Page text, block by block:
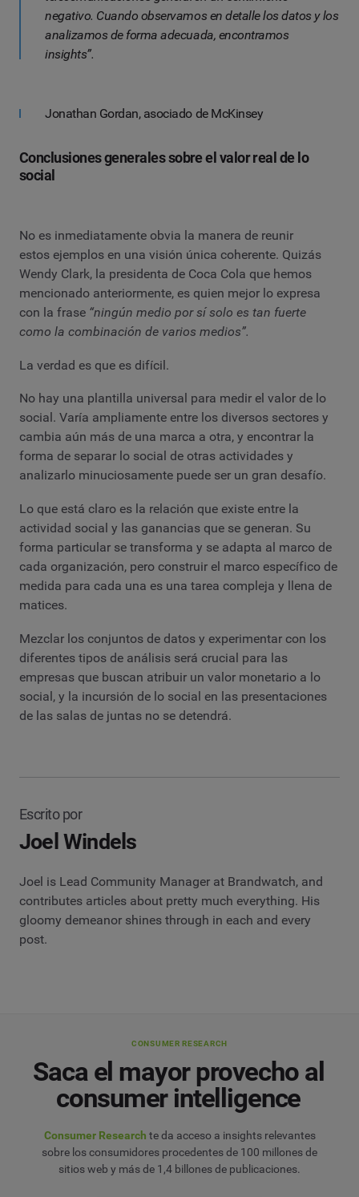
negativo. Cuando observamos en detalle los datos y los
analizamos de forma adecuada, encontramos
insights”.
Jonathan Gordan, asociado de McKinsey
Conclusiones generales sobre el valor real de lo
social
No es inmediatamente obvia la manera de reunir
estos ejemplos en una visión única coherente. Quizás
Wendy Clark, la presidenta de Coca Cola que hemos
mencionado anteriormente, es quien mejor lo expresa
con la frase “ningún medio por sí solo es tan fuerte
como la combinación de varios medios”.
La verdad es que es difícil.
No hay una plantilla universal para medir el valor de lo
social. Varía ampliamente entre los diversos sectores y
cambia aún más de una marca a otra, y encontrar la
forma de separar lo social de otras actividades y
analizarlo minuciosamente puede ser un gran desafío.
Lo que está claro es la relación que existe entre la
actividad social y las ganancias que se generan. Su
forma particular se transforma y se adapta al marco de
cada organización, pero construir el marco específico de
medida para cada una es una tarea compleja y llena de
matices.
Mezclar los conjuntos de datos y experimentar con los
diferentes tipos de análisis será crucial para las
empresas que buscan atribuir un valor monetario a lo
social, y la incursión de lo social en las presentaciones
de las salas de juntas no se detendrá.
Escrito por
Joel Windels
Joel is Lead Community Manager at Brandwatch, and
contributes articles about pretty much everything. His
gloomy demeanor shines through in each and every
post.
CONSUMER RESEARCH
Saca el mayor provecho al
consumer intelligence
Consumer Research te da acceso a insights relevantes
sobre los consumidores procedentes de 100 millones de
sitios web y más de 1,4 billones de publicaciones.